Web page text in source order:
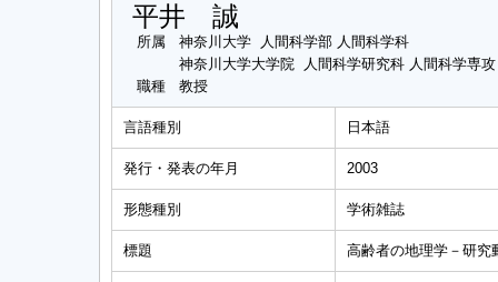
平井 誠
所属
神奈川大学 人間科学部 人間科学科
神奈川大学大学院 人間科学研究科 人間科学専
職種
教授
言語種別 日本語
発行・発表の年月 2003
形態種別 学術雑誌
標題 高齢者の地理学－研究